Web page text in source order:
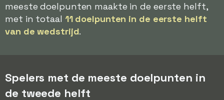
meeste doelpunten maakte in de eerste helft,
met in totaal 11 doelpunten in de eerste helft
van de wedstrijd.
Spelers met de meeste doelpunten in
de tweede helft